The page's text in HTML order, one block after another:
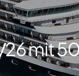
​26 mit